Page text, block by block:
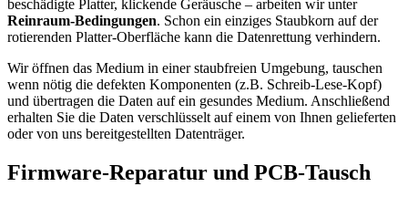
beschädigte Platter, klickende Geräusche – arbeiten wir unter
Reinraum-Bedingungen. Schon ein einziges Staubkorn auf der
rotierenden Platter-Oberfläche kann die Datenrettung verhindern.
Wir öffnen das Medium in einer staubfreien Umgebung, tauschen
wenn nötig die defekten Komponenten (z.B. Schreib-Lese-Kopf)
und übertragen die Daten auf ein gesundes Medium. Anschließend
erhalten Sie die Daten verschlüsselt auf einem von Ihnen gelieferten
oder von uns bereitgestellten Datenträger.
Firmware-Reparatur und PCB-Tausch